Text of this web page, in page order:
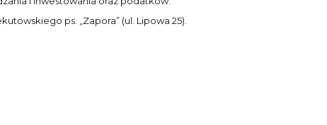
ps. „Zapora” (ul. Lipowa 25).